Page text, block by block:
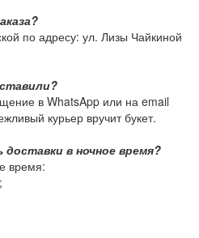
по адресу: ул. Лизы Чайкиной
в WhatsApp или на email
курьер вручит букет.
в ночное время?
время:
;